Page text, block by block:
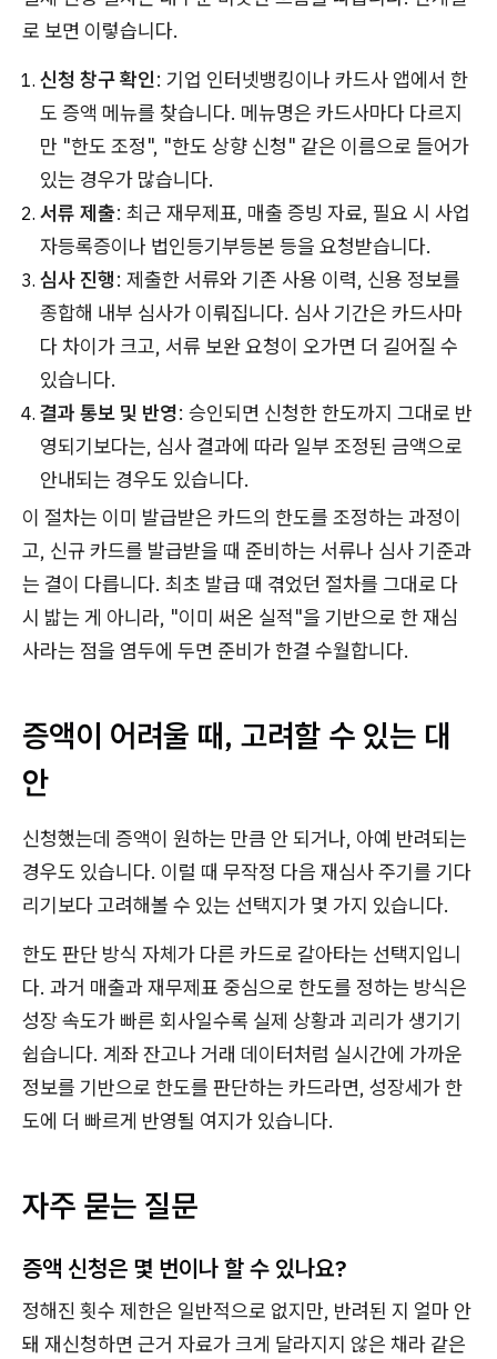
로 보면 이렇습니다.
신청 창구 확인: 기업 인터넷뱅킹이나 카드사 앱에서 한
도 증액 메뉴를 찾습니다. 메뉴명은 카드사마다 다르지
만 "한도 조정", "한도 상향 신청" 같은 이름으로 들어가
있는 경우가 많습니다.
서류 제출: 최근 재무제표, 매출 증빙 자료, 필요 시 사업
자등록증이나 법인등기부등본 등을 요청받습니다.
심사 진행: 제출한 서류와 기존 사용 이력, 신용 정보를
종합해 내부 심사가 이뤄집니다. 심사 기간은 카드사마
다 차이가 크고, 서류 보완 요청이 오가면 더 길어질 수
있습니다.
결과 통보 및 반영: 승인되면 신청한 한도까지 그대로 반
영되기보다는, 심사 결과에 따라 일부 조정된 금액으로
안내되는 경우도 있습니다.
이 절차는 이미 발급받은 카드의 한도를 조정하는 과정이
고, 신규 카드를 발급받을 때 준비하는 서류나 심사 기준과
는 결이 다릅니다. 최초 발급 때 겪었던 절차를 그대로 다
시 밟는 게 아니라, "이미 써온 실적"을 기반으로 한 재심
사라는 점을 염두에 두면 준비가 한결 수월합니다.
증액이 어려울 때, 고려할 수 있는 대
안
신청했는데 증액이 원하는 만큼 안 되거나, 아예 반려되는
경우도 있습니다. 이럴 때 무작정 다음 재심사 주기를 기다
리기보다 고려해볼 수 있는 선택지가 몇 가지 있습니다.
한도 판단 방식 자체가 다른 카드로 갈아타는 선택지입니
다. 과거 매출과 재무제표 중심으로 한도를 정하는 방식은
성장 속도가 빠른 회사일수록 실제 상황과 괴리가 생기기
쉽습니다. 계좌 잔고나 거래 데이터처럼 실시간에 가까운
정보를 기반으로 한도를 판단하는 카드라면, 성장세가 한
도에 더 빠르게 반영될 여지가 있습니다.
자주 묻는 질문
증액 신청은 몇 번이나 할 수 있나요?
정해진 횟수 제한은 일반적으로 없지만, 반려된 지 얼마 안
돼 재신청하면 근거 자료가 크게 달라지지 않은 채라 같은